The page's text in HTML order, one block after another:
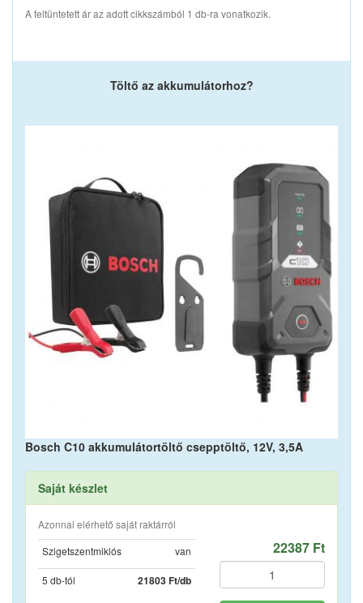
A feltüntetett ár az adott cikkszámból 1 db-ra vonatkozik.
Töltő az akkumulátorhoz?
Bosch C10 akkumulátortöltő csepptöltő, 12V, 3,5A
Saját készlet
Azonnal elérhető saját raktárról
Szigetszentmiklós
van
5 db-tól 21803 Ft/db
22387 Ft